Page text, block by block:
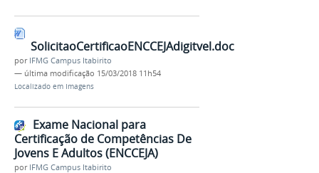
SolicitaoCertificaoENCCEJAdigitvel.doc
por IFMG Campus Itabirito
— última modificação 15/03/2018 11h54
Localizado em Imagens
Exame Nacional para
Certificação de Competências De
Jovens E Adultos (ENCCEJA)
por IFMG Campus Itabirito